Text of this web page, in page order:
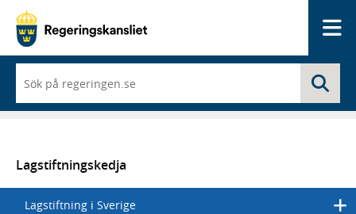
du
börjar
skriva
en
lista
med
sökförslag
Lagstiftningskedja
Lagstiftning i Sverige